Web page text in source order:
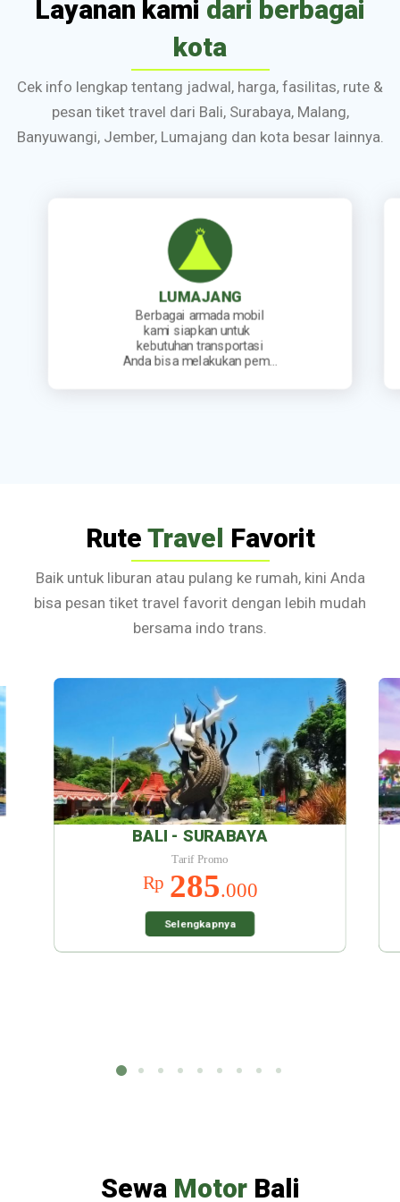
Layanan kami dari berbagai
kota
Cek info lengkap tentang jadwal, harga, fasilitas, rute &
pesan tiket travel dari Bali, Surabaya, Malang,
Banyuwangi, Jember, Lumajang dan kota besar lainnya.
Kami sediakan jadwal
keberangkatan travel yang
lengkap. Mulai dari travel
berangkat pagi, siang, sore…
Rute Travel Favorit
Baik untuk liburan atau pulang ke rumah, kini Anda
bisa pesan tiket travel favorit dengan lebih mudah
bersama indo trans.
BALI - MALANG
Rp
SewaMotorBali